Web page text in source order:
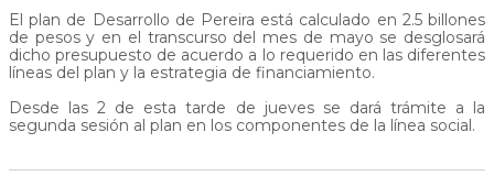
El plan de Desarrollo de Pereira está calculado en 2.5 billones
de pesos y en el transcurso del mes de mayo se desglosará
dicho presupuesto de acuerdo a lo requerido en las diferentes
líneas del plan y la estrategia de financiamiento.
Desde las 2 de esta tarde de jueves se dará trámite a la
segunda sesión al plan en los componentes de la línea social.